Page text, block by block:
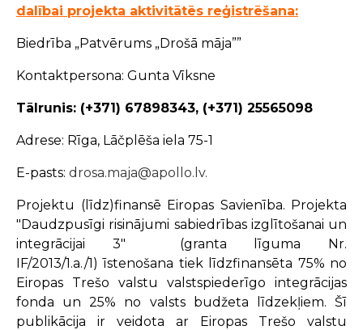
dalībai projekta aktivitātēs reģistrēšana:
Biedrība „Patvērums „Drošā māja””
Kontaktpersona: Gunta Vīksne
Tālrunis: (+371) 67898343, (+371) 25565098
Adrese: Rīga, Lāčplēša iela 75-1
E-pasts: drosa.maja@apollo.lv.
Projektu (līdz)finansē Eiropas Savienība. Projekta
"Daudzpusīgi risinājumi sabiedrības izglītošanai un
integrācijai 3" (granta līguma Nr.
IF/2013/1.a./1) īstenošana tiek līdzfinansēta 75% no
Eiropas Trešo valstu valstspiederīgo integrācijas
fonda un 25% no valsts budžeta līdzekļiem. Šī
publikācija ir veidota ar Eiropas Trešo valstu